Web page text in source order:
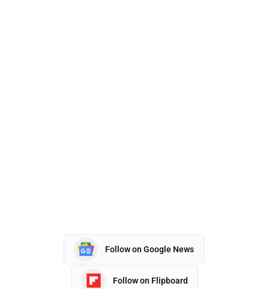
Follow on Google News
Follow on Flipboard